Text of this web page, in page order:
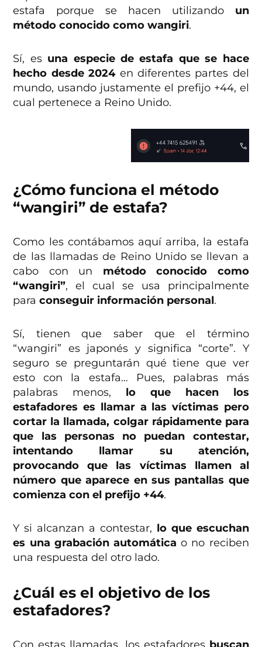
estafa porque se hacen utilizando un
método conocido como wangiri.
Sí, es una especie de estafa que se hace
hecho desde 2024en diferentes partes del
mundo, usando justamente el prefijo +44, el
cual pertenece a Reino Unido.
¿Cómo funciona el método
“wangiri” de estafa?
Como les contábamos aquí arriba, la estafa
de las llamadas de Reino Unido se llevan a
cabo con un método conocido como
“wangiri”, el cual se usa principalmente
paraconseguir información personal.
Sí, tienen que saber que el término
“wangiri” es japonés y significa “corte”. Y
seguro se preguntarán qué tiene que ver
esto con la estafa… Pues, palabras más
palabras menos, lo que hacen los
estafadores es llamar a las víctimas pero
cortar la llamada, colgar rápidamente para
que las personas no puedan contestar,
intentando llamar su atención,
provocando que las víctimas llamen al
número que aparece en sus pantallas que
comienza con el prefijo +44.
Y si alcanzan a contestar, lo que escuchan
es una grabación automática o no reciben
una respuesta del otro lado.
¿Cuál es el objetivo de los
estafadores?
Con estas llamadas, los estafadores buscan